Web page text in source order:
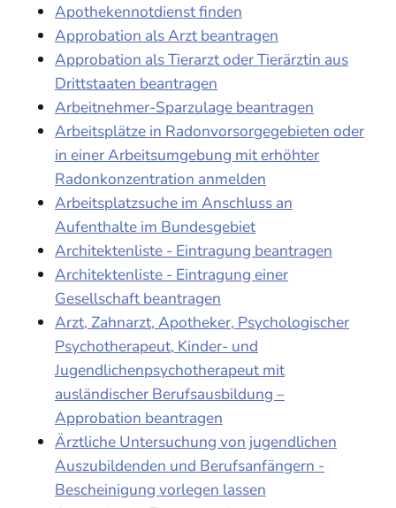
Apothekennotdienst finden
Approbation als Arzt beantragen
Approbation als Tierarzt oder Tierärztin aus
Drittstaaten beantragen
Arbeitnehmer-Sparzulage beantragen
Arbeitsplätze in Radonvorsorgegebieten oder
in einer Arbeitsumgebung mit erhöhter
Radonkonzentration anmelden
Arbeitsplatzsuche im Anschluss an
Aufenthalte im Bundesgebiet
Architektenliste - Eintragung beantragen
Architektenliste - Eintragung einer
Gesellschaft beantragen
Arzt, Zahnarzt, Apotheker, Psychologischer
Psychotherapeut, Kinder- und
Jugendlichenpsychotherapeut mit
ausländischer Berufsausbildung –
Approbation beantragen
Ärztliche Untersuchung von jugendlichen
Auszubildenden und Berufsanfängern -
Bescheinigung vorlegen lassen